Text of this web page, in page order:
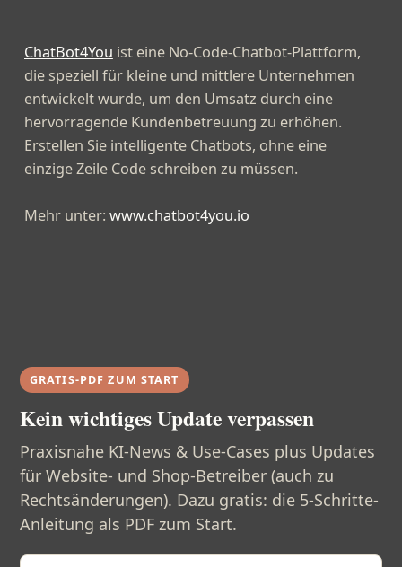
ChatBot4You ist eine No-Code-Chatbot-Plattform,
die speziell für kleine und mittlere Unternehmen
entwickelt wurde, um den Umsatz durch eine
hervorragende Kundenbetreuung zu erhöhen.
Erstellen Sie intelligente Chatbots, ohne eine
einzige Zeile Code schreiben zu müssen.
Mehr unter: www.chatbot4you.io
GRATIS-PDF ZUM START
Kein wichtiges Update verpassen
Praxisnahe KI-News & Use-Cases plus Updates
für Website- und Shop-Betreiber (auch zu
Rechtsänderungen). Dazu gratis: die 5-Schritte-
Anleitung als PDF zum Start.
E-Mail-Adresse